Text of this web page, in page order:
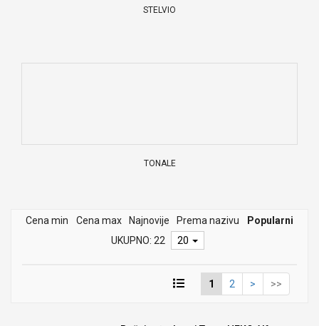
STELVIO
TONALE
Cena min Cena max Najnovije Prema nazivu
Popularni
UKUPNO: 22
20
1 2 > >>